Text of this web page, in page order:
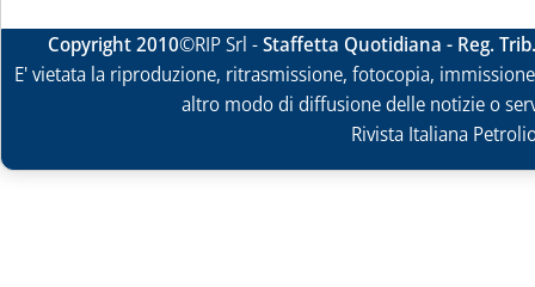
Copyright 2010©RIP Srl -Staffetta Quotidiana - Reg.
E' vietata la riproduzione, ritrasmissione, fotocopia,
altro modo di diffusione delle notizie o
Rivista Italiana